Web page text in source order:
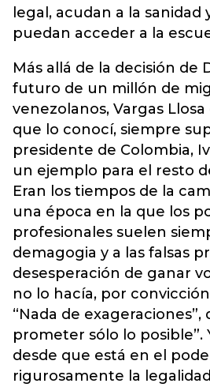
legal, acudan a la sanidad
puedan acceder a la
Más allá de la decisión de
futuro de un millón de
venezolanos, Vargas
que lo conocí, siempre
presidente de Colombia,
un ejemplo para el resto
Eran los tiempos de la
una época en la que los
profesionales suelen
demagogia y a las falsas
desesperación de ganar
no lo hacía, por
“Nada de exageraciones”,
prometer sólo lo posible”.
desde que está en el
rigurosamente la